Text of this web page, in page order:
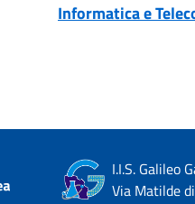
Informatica e
I.I.S. Galileo
Via Matilde